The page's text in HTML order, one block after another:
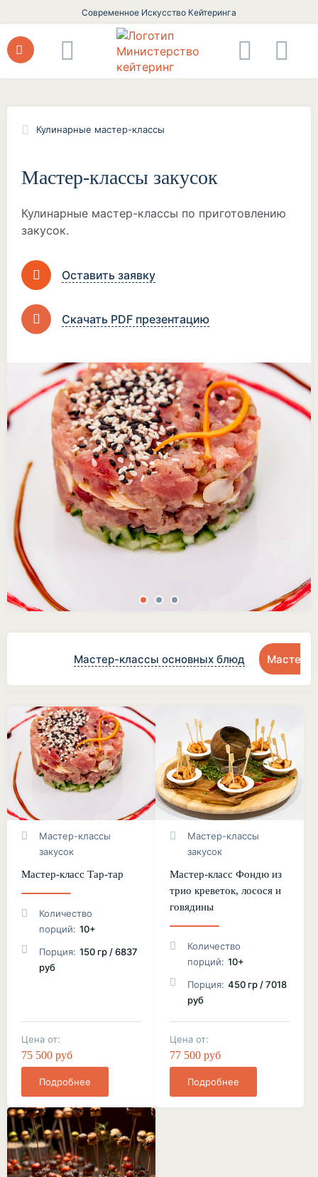
Современное Искусство Кейтеринга
Кулинарные мастер-классы
Мастер-классы закусок
Кулинарные мастер-классы по приготовлению
закусок.
Оставить заявку
Скачать PDF презентацию
Мастер-классы основных блюд Мастер-
Мастер-классы
закусок
Мастер-класс Тар-тар
Количество
порций: 10+
Порция: 150 гр / 6837
руб
Цена от:
75 500 руб
Подробнее
Мастер-классы
закусок
Мастер-класс Фондю из
трио креветок, лосося и
говядины
Количество
порций: 10+
Порция: 450 гр / 7018
руб
Цена от:
77 500 руб
Подробнее